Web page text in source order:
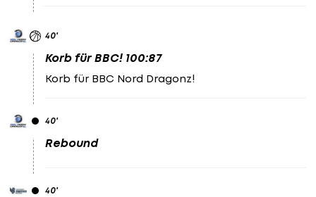
40'
Korb für BBC! 100:87
Korb für BBC Nord Dragonz!
40'
Rebound
40'